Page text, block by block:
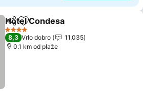
Deli Dodati u favorite
Hotel Condesa
4 Zvezdice
8,3 Vrlo dobro
11.035
0.1 km od plaže